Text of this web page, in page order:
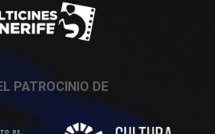
PATROCINIO DE